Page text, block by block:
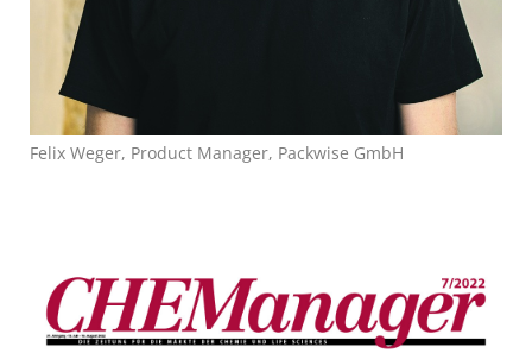
Felix Weger, Product Manager, Packwise GmbH